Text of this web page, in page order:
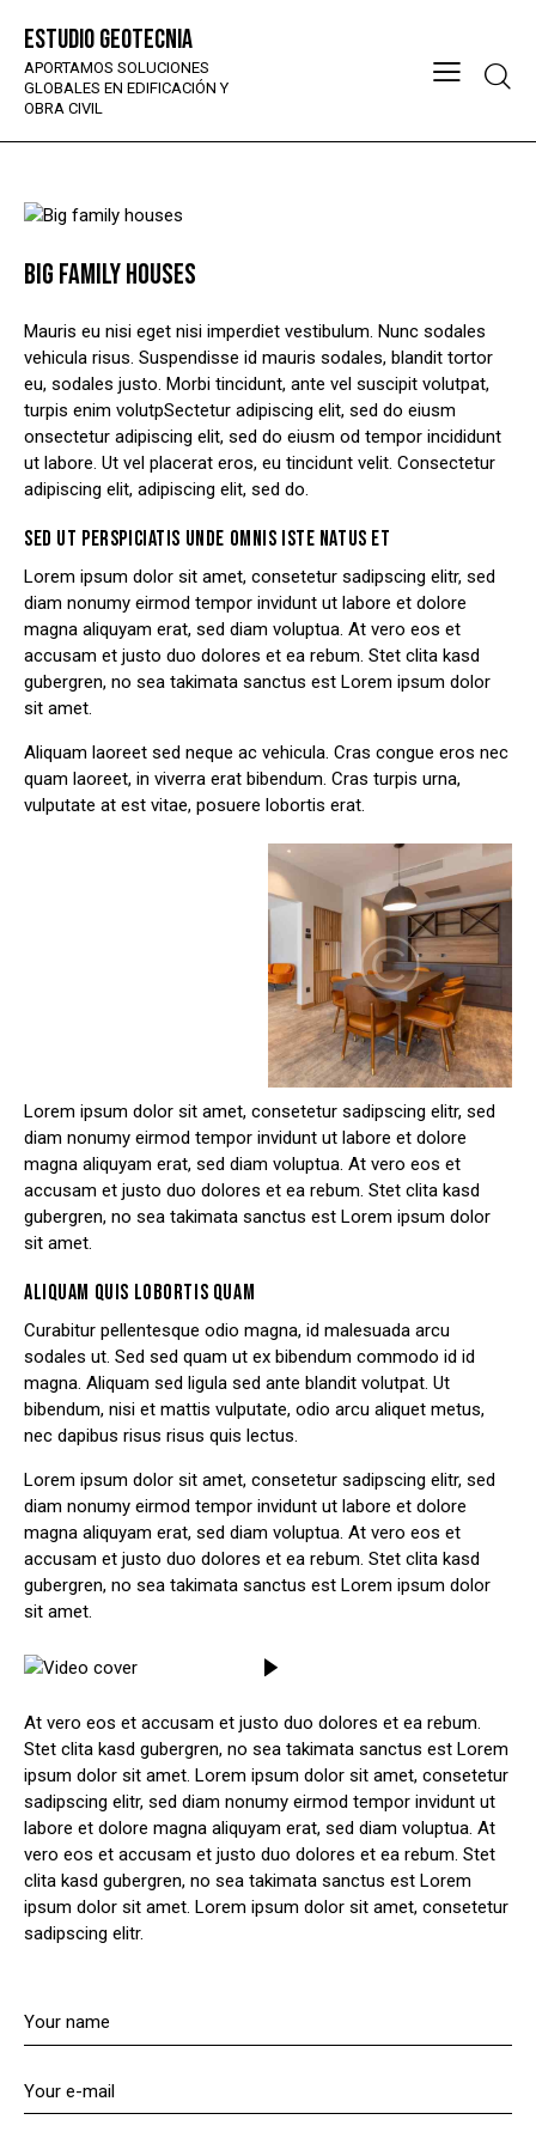
Estudio Geotecnia
APORTAMOS SOLUCIONES
GLOBALES EN EDIFICACIÓN Y
OBRA CIVIL
BIG FAMILY HOUSES
Mauris eu nisi eget nisi imperdiet vestibulum. Nunc sodales
vehicula risus. Suspendisse id mauris sodales, blandit tortor
eu, sodales justo. Morbi tincidunt, ante vel suscipit volutpat,
turpis enim volutpSectetur adipiscing elit, sed do eiusm
onsectetur adipiscing elit, sed do eiusm od tempor incididunt
ut labore. Ut vel placerat eros, eu tincidunt velit. Consectetur
adipiscing elit, adipiscing elit, sed do.
SED UT PERSPICIATIS UNDE OMNIS ISTE NATUS ET
Lorem ipsum dolor sit amet, consetetur sadipscing elitr, sed
diam nonumy eirmod tempor invidunt ut labore et dolore
magna aliquyam erat, sed diam voluptua. At vero eos et
accusam et justo duo dolores et ea rebum. Stet clita kasd
gubergren, no sea takimata sanctus est Lorem ipsum dolor
sit amet.
Aliquam laoreet sed neque ac vehicula. Cras congue eros nec
quam laoreet, in viverra erat bibendum. Cras turpis urna,
vulputate at est vitae, posuere lobortis erat.
Lorem ipsum dolor sit amet, consetetur sadipscing elitr, sed
diam nonumy eirmod tempor invidunt ut labore et dolore
magna aliquyam erat, sed diam voluptua. At vero eos et
accusam et justo duo dolores et ea rebum. Stet clita kasd
gubergren, no sea takimata sanctus est Lorem ipsum dolor
sit amet.
ALIQUAM QUIS LOBORTIS QUAM
Curabitur pellentesque odio magna, id malesuada arcu
sodales ut. Sed sed quam ut ex bibendum commodo id id
magna. Aliquam sed ligula sed ante blandit volutpat. Ut
bibendum, nisi et mattis vulputate, odio arcu aliquet metus,
nec dapibus risus risus quis lectus.
Lorem ipsum dolor sit amet, consetetur sadipscing elitr, sed
diam nonumy eirmod tempor invidunt ut labore et dolore
magna aliquyam erat, sed diam voluptua. At vero eos et
accusam et justo duo dolores et ea rebum. Stet clita kasd
gubergren, no sea takimata sanctus est Lorem ipsum dolor
sit amet.
At vero eos et accusam et justo duo dolores et ea rebum.
Stet clita kasd gubergren, no sea takimata sanctus est Lorem
ipsum dolor sit amet. Lorem ipsum dolor sit amet, consetetur
sadipscing elitr, sed diam nonumy eirmod tempor invidunt ut
labore et dolore magna aliquyam erat, sed diam voluptua. At
vero eos et accusam et justo duo dolores et ea rebum. Stet
clita kasd gubergren, no sea takimata sanctus est Lorem
ipsum dolor sit amet. Lorem ipsum dolor sit amet, consetetur
sadipscing elitr.